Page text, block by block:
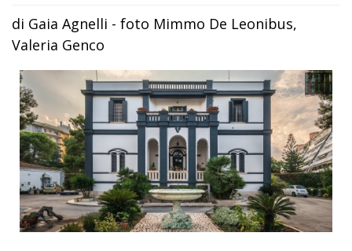
di Gaia Agnelli - foto Mimmo De Leonibus,
Valeria Genco